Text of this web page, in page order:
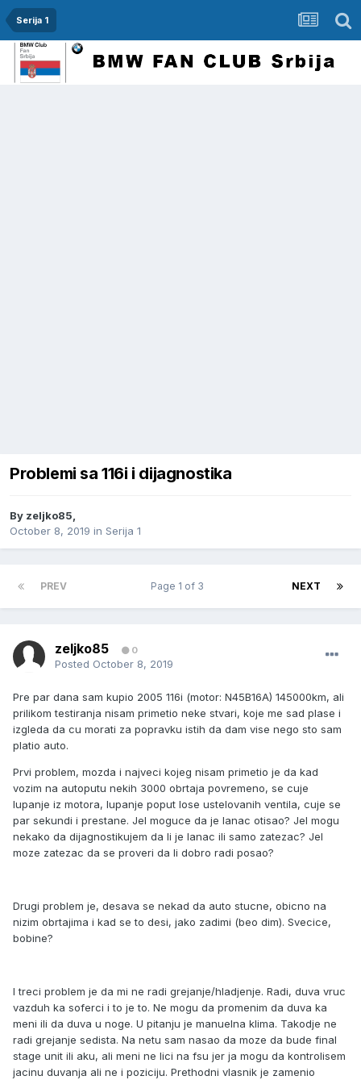
Serija 1
Problemi sa 116i i dijagnostika
By zeljko85,
October 8, 2019 in Serija 1
PREV NEXT
Page 1 of 3
zeljko85 0
Posted October 8, 2019
Pre par dana sam kupio 2005 116i (motor: N45B16A) 145000km, ali
prilikom testiranja nisam primetio neke stvari, koje me sad plase i
izgleda da cu morati za popravku istih da dam vise nego sto sam
platio auto.
Prvi problem, mozda i najveci kojeg nisam primetio je da kad
vozim na autoputu nekih 3000 obrtaja povremeno, se cuje
lupanje iz motora, lupanje poput lose ustelovanih ventila, cuje se
par sekundi i prestane. Jel moguce da je lanac otisao? Jel mogu
nekako da dijagnostikujem da li je lanac ili samo zatezac? Jel
moze zatezac da se proveri da li dobro radi posao?
Drugi problem je, desava se nekad da auto stucne, obicno na
nizim obrtajima i kad se to desi, jako zadimi (beo dim). Svecice,
bobine?
I treci problem je da mi ne radi grejanje/hladjenje. Radi, duva vruc
vazduh ka soferci i to je to. Ne mogu da promenim da duva ka
meni ili da duva u noge. U pitanju je manuelna klima. Takodje ne
radi grejanje sedista. Na netu sam nasao da moze da bude final
stage unit ili aku, ali meni ne lici na fsu jer ja mogu da kontrolisem
jacinu duvanja ali ne i poziciju. Prethodni vlasnik je zamenio